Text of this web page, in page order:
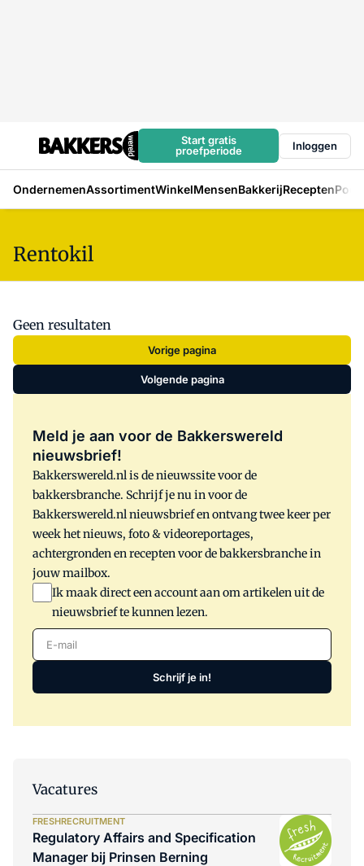
Start gratis
proefperiode
Inloggen
OndernemenAssortimentWinkelMensenBakkerijRecepten
Rentokil
Geen resultaten
Vorige pagina
Volgende pagina
Meld je aan voor de Bakkerswereld
nieuwsbrief!
Bakkerswereld.nl is de nieuwssite voor de
bakkersbranche. Schrijf je nu in voor de
Bakkerswereld.nl nieuwsbrief en ontvang twee keer per
week het nieuws, foto & videoreportages,
achtergronden en recepten voor de bakkersbranche in
jouw mailbox.
Ik maak direct een account aan om artikelen uit de
nieuwsbrief te kunnen lezen.
E-mail
Schrijf je in!
Vacatures
FRESHRECRUITMENT
Regulatory Affairs and Specification
Manager bij Prinsen Berning